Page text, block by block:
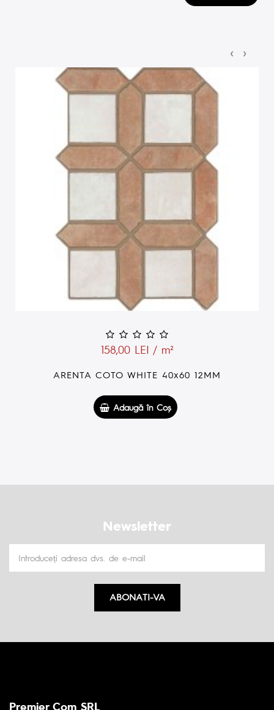
158,00 LEI / m²
ARENTA COTO WHITE 40x60 12MM
Adaugă în Coş
‹ ›
Newsletter
ABONATI-VA
Premier Com SRL